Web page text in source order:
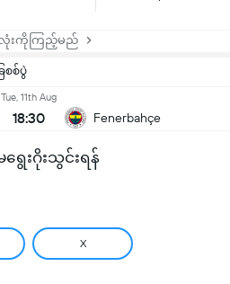
းကိုကြည့်မည်
စစ်ပွဲ
Tue, 11th Aug
18:30 Fenerbahçe
ရွေးဂိုးသွင်းရန်
X